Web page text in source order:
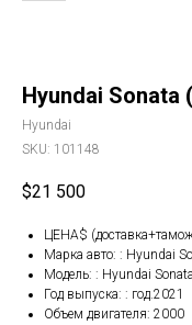
Hyundai Sonata
Hyundai
SKU: 101148
$21 500
ЦЕНА$
Марка авто: : Hyundai
Модель: : Hyundai
Год выпуска: : год.2021
Объем двигателя: 2000